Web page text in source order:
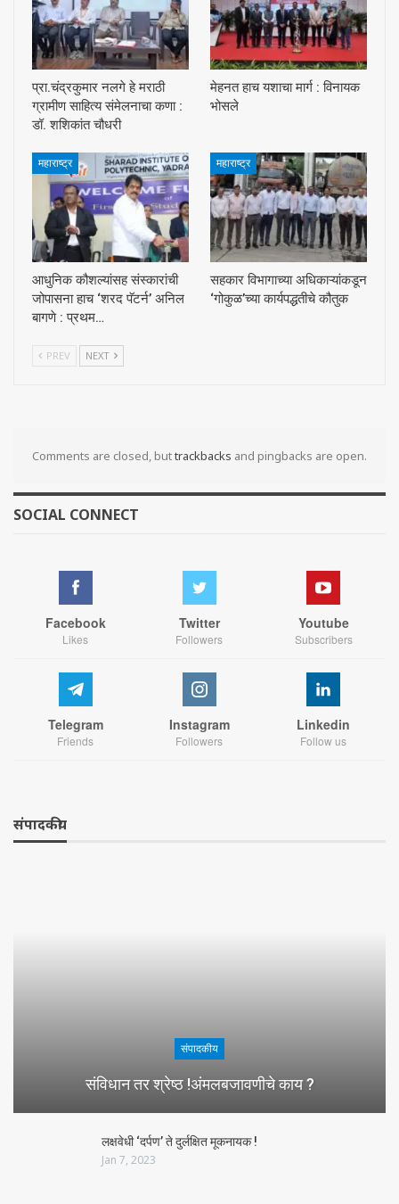
प्रा.चंद्रकुमार नलगे हे मराठी
ग्रामीण साहित्य संमेलनाचा कणा :
डॉ. शशिकांत चौधरी
मेहनत हाच यशाचा मार्ग : विनायक
भोसले
महाराष्ट्र
आधुनिक कौशल्यांसह संस्कारांची
जोपासना हाच ‘शरद पॅटर्न’ अनिल
बागणे : प्रथम…
महाराष्ट्र
सहकार विभागाच्या अधिकाऱ्यांकडून
‘गोकुळ’च्या कार्यपद्धतीचे कौतुक
PREV NEXT
Comments are closed, buttrackbacks and pingbacks are open.
SOCIAL CONNECT
Facebook
Likes
Twitter
Followers
Youtube
Subscribers
Telegram
Friends
Instagram
Followers
Linkedin
Follow us
संपादकीय
संपादकीय
संविधान तर श्रेष्ठ !अंमलबजावणीचे काय ?
लक्षवेधी ‘दर्पण’ ते दुर्लक्षित मूकनायक !
Jan 7, 2023